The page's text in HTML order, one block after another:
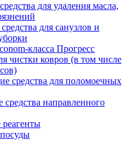
для удаления масла,
для санузлов и
класса Прогресс
чистки ковров (в том числе
средства для поломоечных
направленного